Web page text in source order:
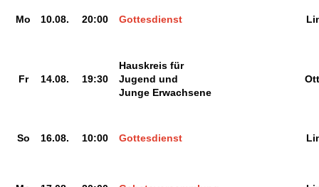
Mo 10.08. 20:00 Gottesdienst
Fr 14.08. 19:30
Hauskreis für
Jugend und
Junge Erwachsene
So 16.08. 10:00 Gottesdienst